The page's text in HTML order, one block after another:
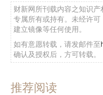
财新网所刊载内容之知识
专属所有或持有。未经许
建立镜像等任何使用。
如有意愿转载，请发邮件至
确认及授权后，方可转载。
推荐阅读